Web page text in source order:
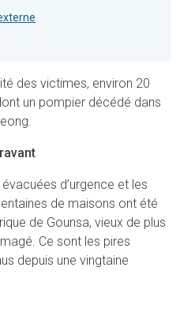
des victimes, environ 20
un pompier décédé dans
d’urgence et les
de maisons ont été
de Gounsa, vieux de plus
Ce sont les pires
depuis une vingtaine